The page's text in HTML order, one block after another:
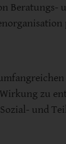
Beratungs-
zu
und